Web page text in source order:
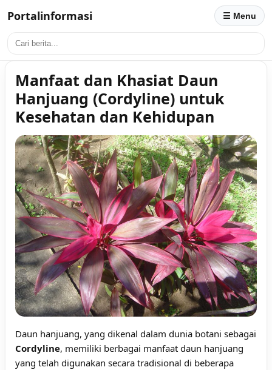
Portalinformasi ☰ Menu
Manfaat dan Khasiat Daun
Hanjuang (Cordyline) untuk
Kesehatan dan Kehidupan
Daun hanjuang, yang dikenal dalam dunia botani sebagai
Cordyline, memiliki berbagai manfaat daun hanjuang
yang telah digunakan secara tradisional di beberapa